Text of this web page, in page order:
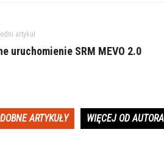
artykuł
uruchomienie SRM MEVO 2.0
ARTYKUŁY WIĘCEJ OD AUTORA